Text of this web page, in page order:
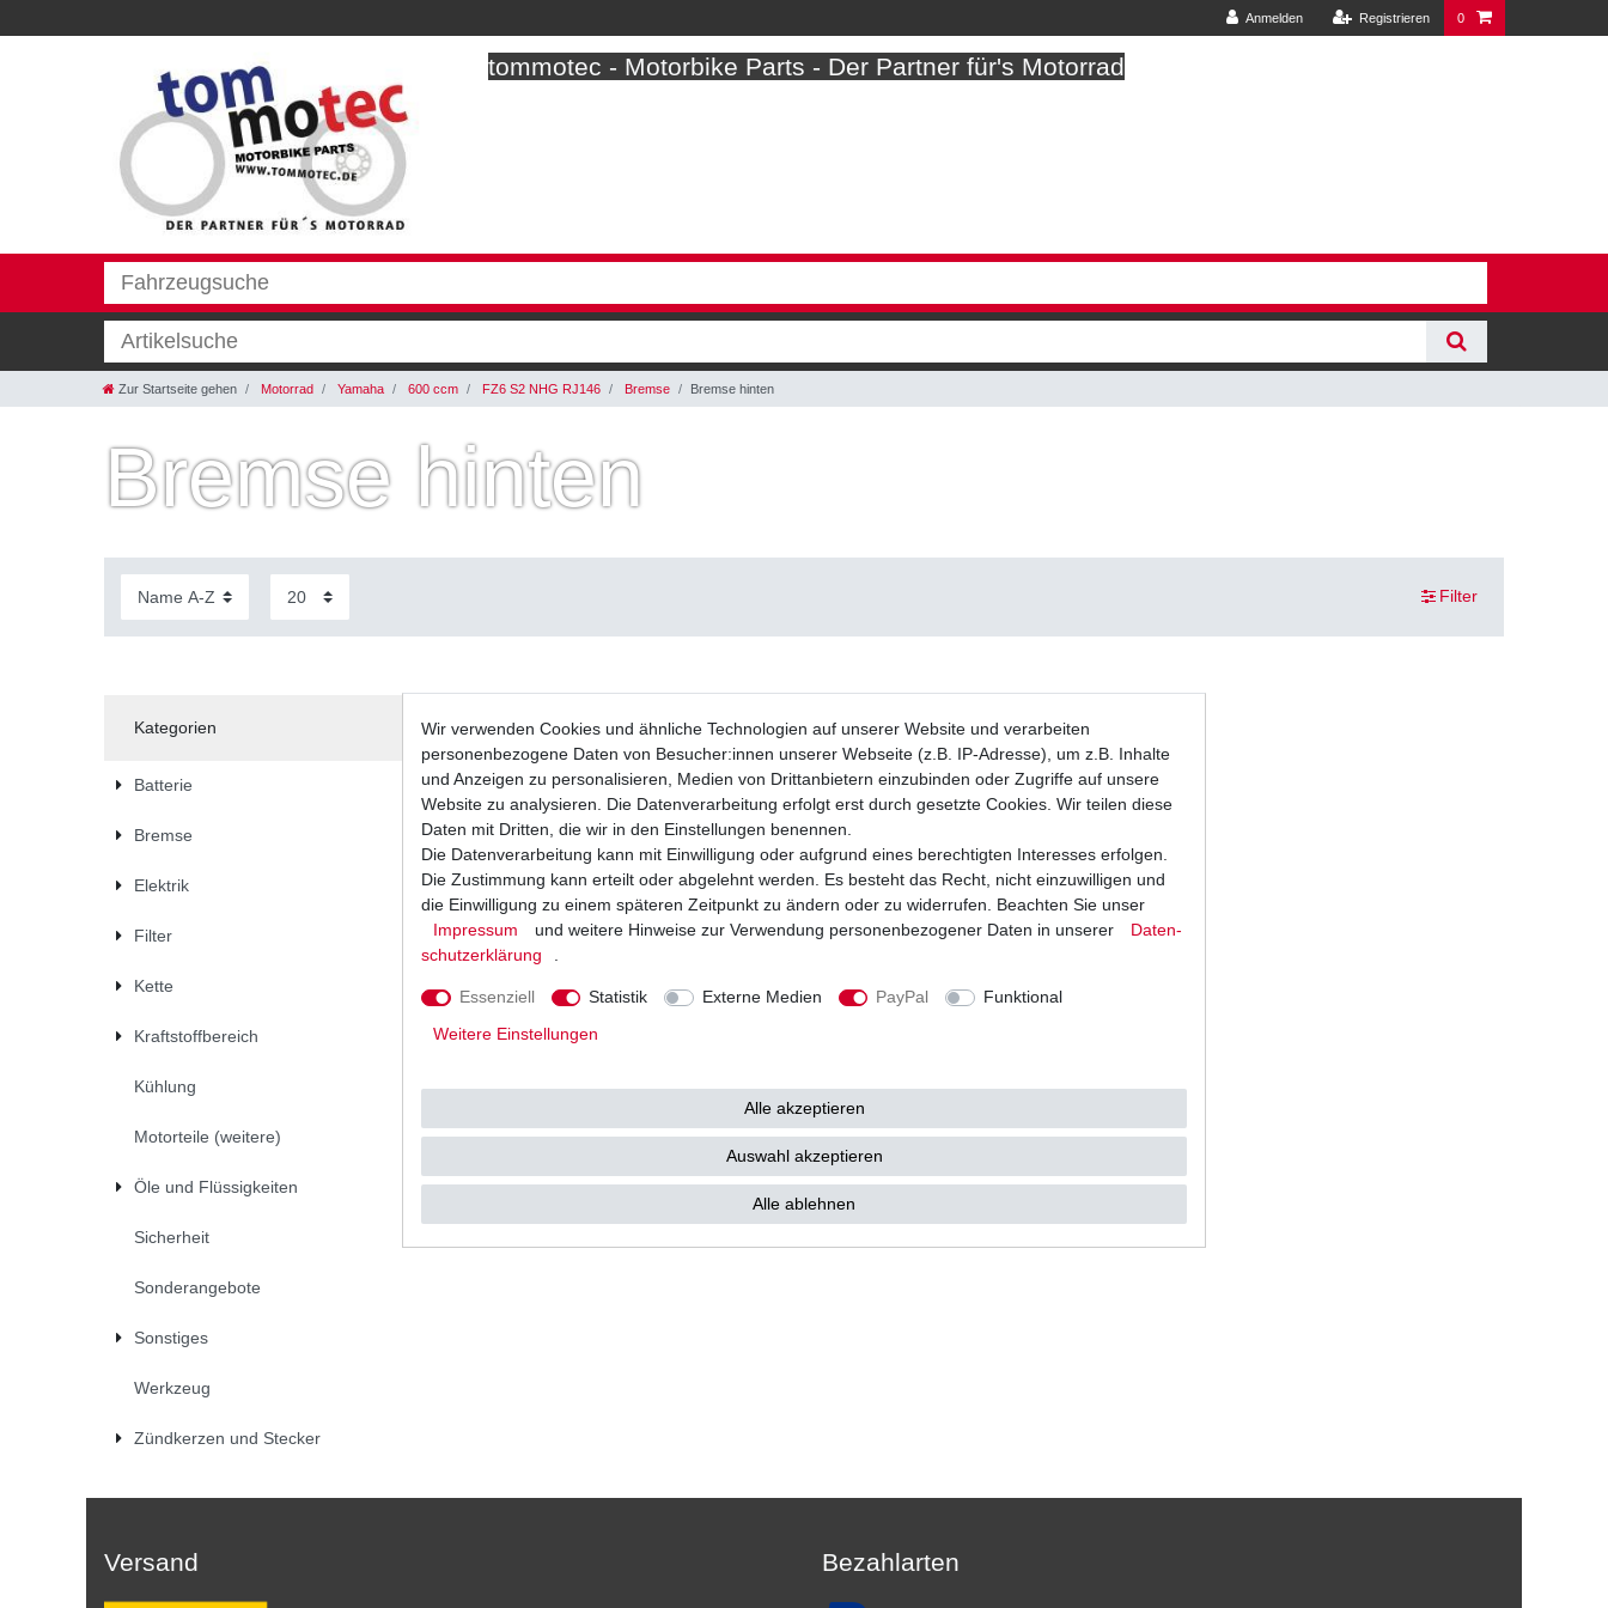
Anmelden Registrieren 0
tommotec - Motorbike Parts - Der Partner für's Motorrad
Zur Startseite gehen Motorrad Yamaha 600 ccm FZ6 S2 NHG RJ146 Bremse Bremse hinten
Bremse hinten
Filter
Kategorien
Batterie
Bremse
Elektrik
Filter
Kette
Kraftstoffbereich
Kühlung
Motorteile (weitere)
Öle und Flüssigkeiten
Sicherheit
Sonderangebote
Sonstiges
Werkzeug
Zündkerzen und Stecker
Bremsbeläge EBC FA 174 HH FA174HH Sinter
UVP 46,20 € 31,62 € *
*inkl. ges. MwSt.zzgl.Versandkosten
Versand Bezahlarten
Wir verwenden Cookies und ähnliche Technologien auf unserer Website und verarbeiten
personenbezogene Daten von Besucher:innen unserer Webseite (z.B. IP-Adresse), um z.B. Inhalte
und Anzeigen zu personalisieren, Medien von Drittanbietern einzubinden oder Zugriffe auf unsere
Website zu analysieren. Die Datenverarbeitung erfolgt erst durch gesetzte Cookies. Wir teilen diese
Daten mit Dritten, die wir in den Einstellungen benennen.
Die Datenverarbeitung kann mit Einwilligung oder aufgrund eines berechtigten Interesses erfolgen.
Die Zustimmung kann erteilt oder abgelehnt werden. Es besteht das Recht, nicht einzuwilligen und
die Einwilligung zu einem späteren Zeitpunkt zu ändern oder zu widerrufen. Beachten Sie unser
Impressum
und weitere Hinweise zur Verwendung personenbezogener Daten in unserer
Daten­
schutz­erklärung
Essenziell Statistik Externe Medien PayPal
Funktional
Weitere Einstellungen
Alle akzeptieren
Auswahl akzeptieren
Alle ablehnen